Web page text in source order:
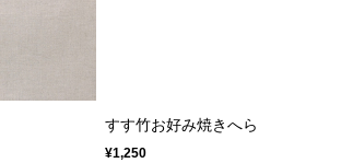
すす竹お好み焼きへら
¥1,250